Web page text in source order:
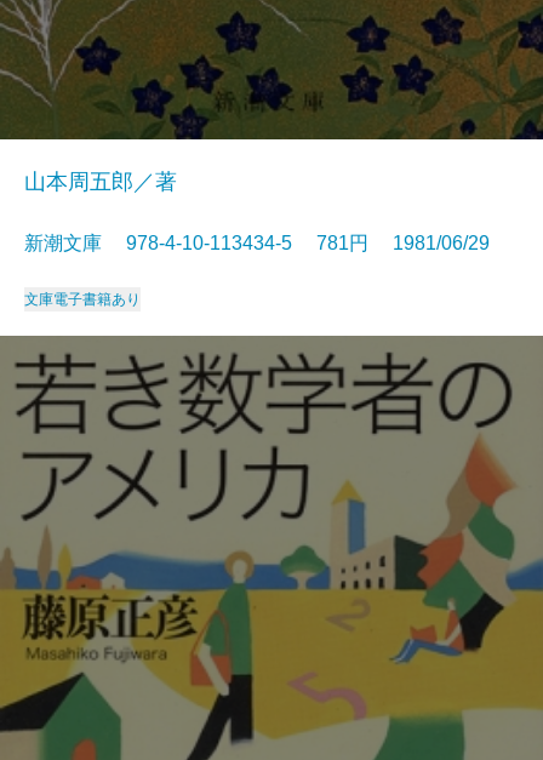
山本周五郎／著
新潮文庫 978-4-10-113434-5 781円 1981/06/29
文庫電子書籍あり